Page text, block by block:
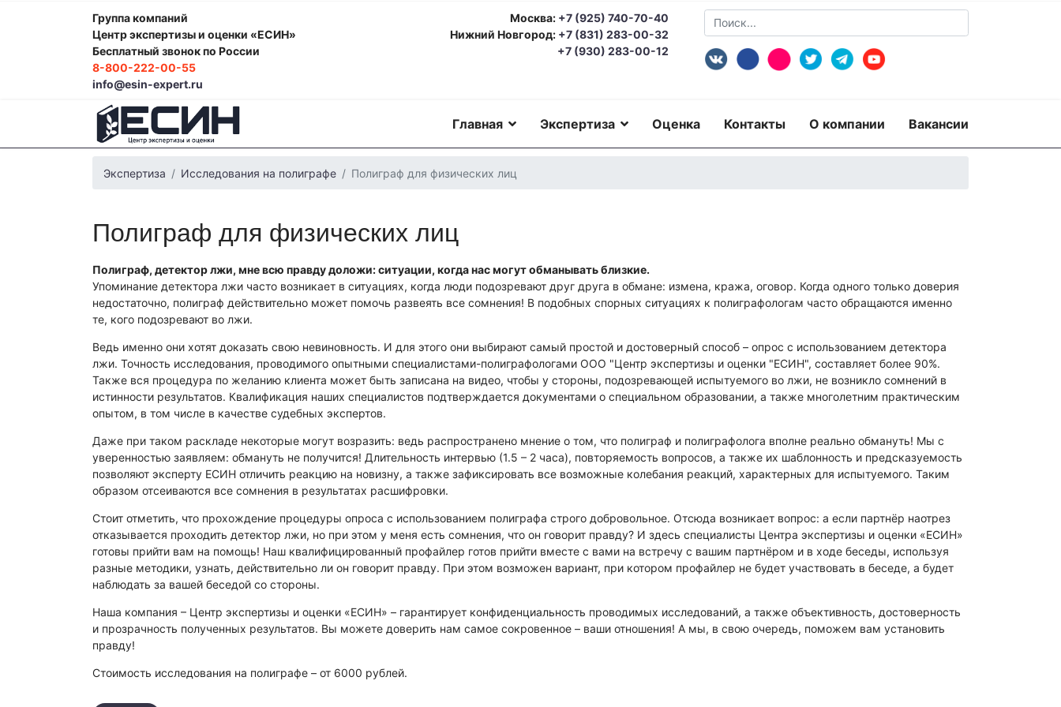
Группа компаний
Центр экспертизы и оценки «ЕСИН»
Бесплатный звонок по России
8-800-222-00-55
info@esin-expert.ru
Москва: +7 (925) 740-70-40
Нижний Новгород: +7 (831) 283-00-32
+7 (930) 283-00-12
Главная Экспертиза Оценка Контакты О компании Вакансии
Экспертиза Исследования на полиграфе Полиграф для физических лиц
Полиграф для физических лиц
Полиграф, детектор лжи, мне всю правду доложи: ситуации, когда нас могут обманывать близкие.
Упоминание детектора лжи часто возникает в ситуациях, когда люди подозревают друг друга в обмане: измена, кража, оговор. Когда одного только доверия
недостаточно, полиграф действительно может помочь развеять все сомнения! В подобных спорных ситуациях к полиграфологам часто обращаются именно
те, кого подозревают во лжи.
Ведь именно они хотят доказать свою невиновность. И для этого они выбирают самый простой и достоверный способ – опрос с использованием детектора
лжи. Точность исследования, проводимого опытными специалистами-полиграфологами ООО "Центр экспертизы и оценки "ЕСИН", составляет более 90%.
Также вся процедура по желанию клиента может быть записана на видео, чтобы у стороны, подозревающей испытуемого во лжи, не возникло сомнений в
истинности результатов. Квалификация наших специалистов подтверждается документами о специальном образовании, а также многолетним практическим
опытом, в том числе в качестве судебных экспертов.
Даже при таком раскладе некоторые могут возразить: ведь распространено мнение о том, что полиграф и полиграфолога вполне реально обмануть! Мы с
уверенностью заявляем: обмануть не получится! Длительность интервью (1.5 – 2 часа), повторяемость вопросов, а также их шаблонность и предсказуемость
позволяют эксперту ЕСИН отличить реакцию на новизну, а также зафиксировать все возможные колебания реакций, характерных для испытуемого. Таким
образом отсеиваются все сомнения в результатах расшифровки.
Стоит отметить, что прохождение процедуры опроса с использованием полиграфа строго добровольное. Отсюда возникает вопрос: а если партнёр наотрез
отказывается проходить детектор лжи, но при этом у меня есть сомнения, что он говорит правду? И здесь специалисты Центра экспертизы и оценки «ЕСИН»
готовы прийти вам на помощь! Наш квалифицированный профайлер готов прийти вместе с вами на встречу с вашим партнёром и в ходе беседы, используя
разные методики, узнать, действительно ли он говорит правду. При этом возможен вариант, при котором профайлер не будет участвовать в беседе, а будет
наблюдать за вашей беседой со стороны.
Наша компания – Центр экспертизы и оценки «ЕСИН» – гарантирует конфиденциальность проводимых исследований, а также объективность, достоверность
и прозрачность полученных результатов. Вы можете доверить нам самое сокровенное – ваши отношения! А мы, в свою очередь, поможем вам установить
правду!
Стоимость исследования на полиграфе – от 6000 рублей.